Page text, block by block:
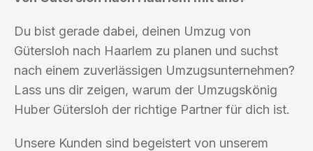
Du bist gerade dabei, deinen Umzug von
Gütersloh nach Haarlem zu planen und suchst
nach einem zuverlässigen Umzugsunternehmen?
Lass uns dir zeigen, warum der Umzugskönig
Huber Gütersloh der richtige Partner für dich ist.
Unsere Kunden sind begeistert von unserem